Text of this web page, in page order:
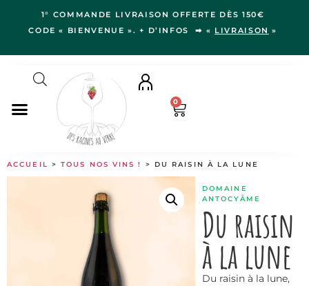
1° COMMANDE LIVRAISON OFFERTE DÈS 150€
CODE « BIENVENUE ». + D’INFOS ➡ « LIVRAISON »
RÉGIONS
IDÉES CADEAUX
NOS VIGNERON.NE.S
0
ACCUEIL >TOUS NOS VINS ! > DU RAISIN À LA LUNE
DOMAINE
ANTOCYÂME
Du raisin
à la lune
Du raisin à la lune,